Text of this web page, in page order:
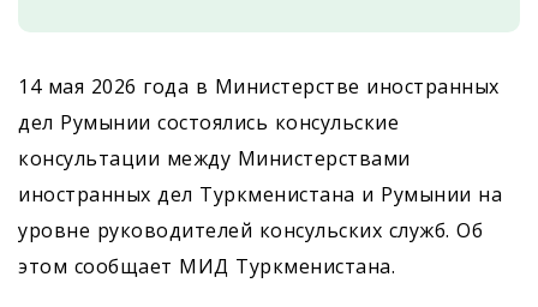
14 мая 2026 года в Министерстве иностранных
дел Румынии состоялись консульские
консультации между Министерствами
иностранных дел Туркменистана и Румынии на
уровне руководителей консульских служб. Об
этом сообщает МИД Туркменистана.